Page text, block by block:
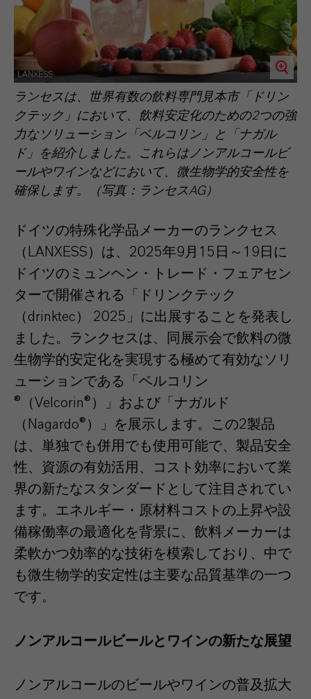
LANXESS
ランセスは、世界有数の飲料専門見本市「ドリン
クテック」において、飲料安定化のための2つの強
力なソリューション「ベルコリン」と「ナガル
ド」を紹介しました。これらはノンアルコールビ
ールやワインなどにおいて、微生物学的安全性を
確保します。（写真：ランセスAG）
ドイツの特殊化学品メーカーのランクセス
（LANXESS）は、2025年9月15日～19日に
ドイツのミュンヘン・トレード・フェアセン
ターで開催される「ドリンクテック
（drinktec） 2025」に出展することを発表し
ました。ランクセスは、同展示会で飲料の微
生物学的安定化を実現する極めて有効なソリ
ューションである「ベルコリン
®（Velcorin®）」および「ナガルド
（Nagardo®）」を展示します。この2製品
は、単独でも併用でも使用可能で、製品安全
性、資源の有効活用、コスト効率において業
界の新たなスタンダードとして注目されてい
ます。エネルギー・原材料コストの上昇や設
備稼働率の最適化を背景に、飲料メーカーは
柔軟かつ効率的な技術を模索しており、中で
も微生物学的安定性は主要な品質基準の一つ
です。
ノンアルコールビールとワインの新たな展望
ノンアルコールのビールやワインの普及拡大